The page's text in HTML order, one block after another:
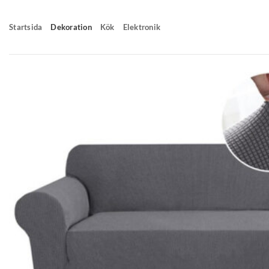
Startsida Dekoration Kök Elektronik